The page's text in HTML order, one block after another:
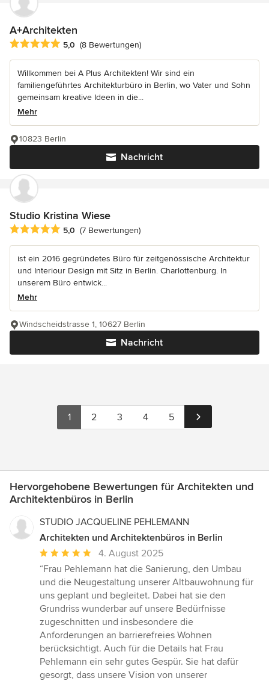
A+Architekten
Durchschnittliche Bewertung: 5 von 5 Sternen
5,0 (8 Bewertungen)
Willkommen bei A Plus Architekten! Wir sind ein
familiengeführtes Architekturbüro in Berlin, wo Vater und Sohn
gemeinsam kreative Ideen in die...
Mehr
Nachricht
10823 Berlin
Studio Kristina Wiese
Durchschnittliche Bewertung: 5 von 5 Sternen
5,0 (7 Bewertungen)
ist ein 2016 gegründetes Büro für zeitgenössische Architektur
und Interiour Design mit Sitz in Berlin. Charlottenburg. In
unserem Büro entwick...
Mehr
Nachricht
Windscheidstrasse 1, 10627 Berlin
1 2 3 4 5
Hervorgehobene Bewertungen für Architekten und
Architektenbüros in Berlin
STUDIO JACQUELINE PEHLEMANN
Architekten und Architektenbüros in Berlin
Durchschnittliche
Bewertung:
5
von
5
Sternen
4. August 2025
“Frau Pehlemann hat die Sanierung, den Umbau
und die Neugestaltung unserer Altbauwohnung für
uns geplant und begleitet. Dabei hat sie den
Grundriss wunderbar auf unsere Bedürfnisse
zugeschnitten und insbesondere die
Anforderungen an barrierefreies Wohnen
berücksichtigt. Auch für die Details hat Frau
Pehlemann ein sehr gutes Gespür. Sie hat dafür
gesorgt, dass unsere Vision von unserer